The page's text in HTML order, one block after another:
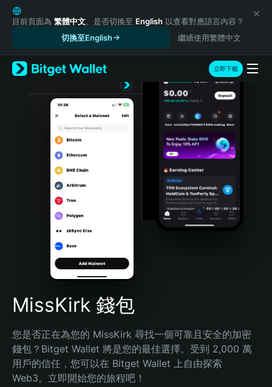
English
日本語
Русский
Español (Latinoamérica)
Türkçe
Português (Portugal)
Bahasa Indonesia
Português (Brasil)
Español (Argentina)
目前頁面為 繁體中文。是否切換至 English 以查看對應語言內容？
切換至English
繼續使用繁體中文
立即下載
MissKirk 錢包
您是否正在為您的 MissKirk 尋找一個可靠且安全的加密
錢包？Bitget Wallet 將是您的最佳選擇。受到 2,000 萬
用戶的信任，您可以在 Bitget Wallet 上自由探索
Web3。立即開始您的旅程吧！